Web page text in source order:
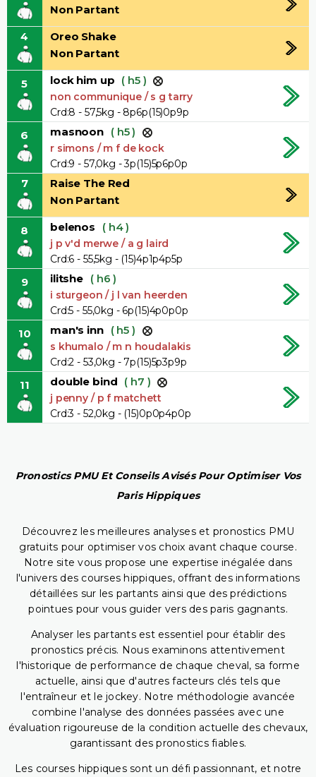
Non Partant
4
Oreo Shake
Non Partant
5 lock him up ( h5 )
non communique / s g tarry
Crd:8 - 57,5kg - 8p6p(15)0p9p
6 masnoon ( h5 )
r simons / m f de kock
Crd:9 - 57,0kg - 3p(15)5p6p0p
7
Raise The Red
Non Partant
8 belenos ( h4 )
j p v'd merwe / a g laird
Crd:6 - 55,5kg - (15)4p1p4p5p
9 ilitshe ( h6 )
i sturgeon / j l van heerden
Crd:5 - 55,0kg - 6p(15)4p0p0p
10 man's inn ( h5 )
s khumalo / m n houdalakis
Crd:2 - 53,0kg - 7p(15)5p3p9p
11 double bind ( h7 )
j penny / p f matchett
Crd:3 - 52,0kg - (15)0p0p4p0p
Pronostics PMU Et Conseils Avisés Pour Optimiser Vos
Paris Hippiques
Découvrez les meilleures analyses et pronostics PMU
gratuits pour optimiser vos choix avant chaque course.
Notre site vous propose une expertise inégalée dans
l'univers des courses hippiques, offrant des informations
détaillées sur les partants ainsi que des prédictions
pointues pour vous guider vers des paris gagnants.
Analyser les partants est essentiel pour établir des
pronostics précis. Nous examinons attentivement
l'historique de performance de chaque cheval, sa forme
actuelle, ainsi que d'autres facteurs clés tels que
l'entraîneur et le jockey. Notre méthodologie avancée
combine l'analyse des données passées avec une
évaluation rigoureuse de la condition actuelle des chevaux,
garantissant des pronostics fiables.
Les courses hippiques sont un défi passionnant, et notre